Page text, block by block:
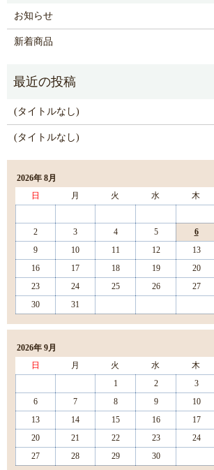
お知らせ
新着商品
(タイトルなし)
(タイトルなし)
2026年 8月
日
月 火 水 木
2
3 4 5 6
9
10 11 12 13
16
17 18 19 20
23
24 25 26 27
30
31
2026年 9月
日
月 火 水 木
1
2 3
6
7 8 9 10
13
14 15 16 17
20
21 22 23 24
27
28 29 30